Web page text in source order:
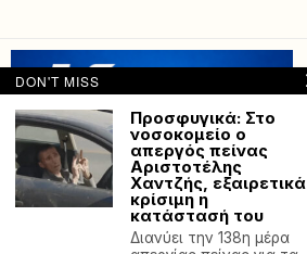
DON'T MISS
Προσφυγικά: Στο
νοσοκομείο ο
απεργός πείνας
Αριστοτέλης
Χαντζής, εξαιρετικά
κρίσιμη η
κατάστασή του
Διανύει την 138η μέρα